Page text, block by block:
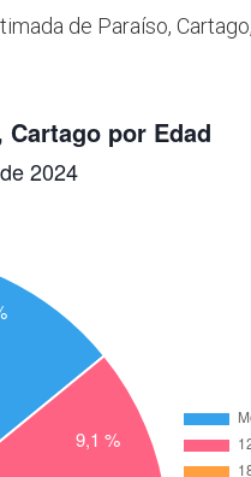
de Paraíso,